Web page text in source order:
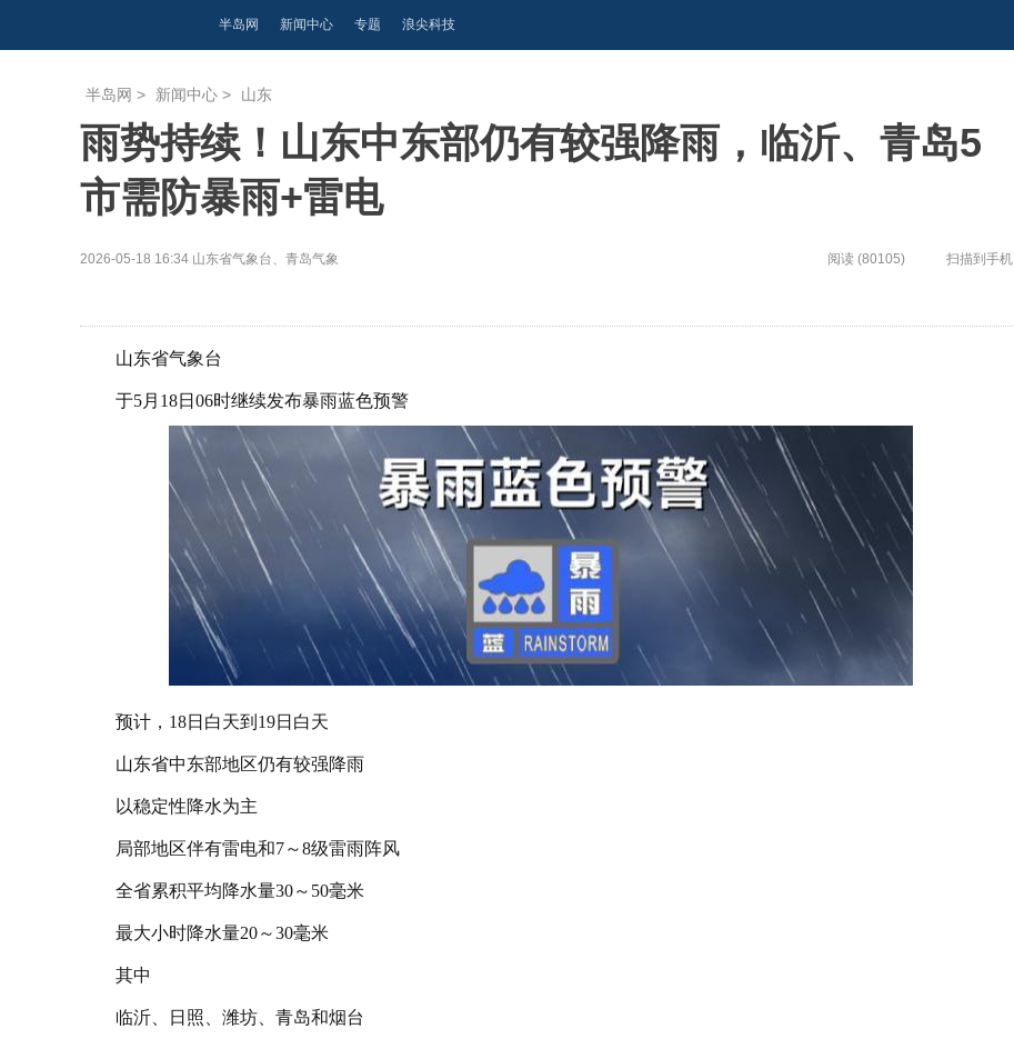
半岛网 新闻中心 专题 浪尖科技
半岛网 > 新闻中心 > 山东
雨势持续！山东中东部仍有较强降雨，临沂、青岛5
市需防暴雨+雷电
2026-05-18 16:34 山东省气象台、青岛气象 阅读 (80105) 扫描到手机
山东省气象台
于5月18日06时继续发布暴雨蓝色预警
预计，18日白天到19日白天
山东省中东部地区仍有较强降雨
以稳定性降水为主
局部地区伴有雷电和7～8级雷雨阵风
全省累积平均降水量30～50毫米
最大小时降水量20～30毫米
其中
临沂、日照、潍坊、青岛和烟台